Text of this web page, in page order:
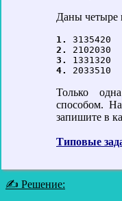
Даны четыре
1.
2.
3.
4.
Только
способом.
запишите в
Типовые
✍ Решение: